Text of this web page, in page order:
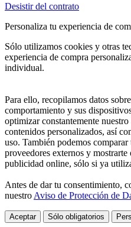
Desistir del contrato
Personaliza tu experiencia de
Sólo utilizamos cookies y otras
experiencia de compra
individual.
Para ello, recopilamos datos
comportamiento y sus
optimizar constantemente
contenidos personalizados, así
uso. También podemos
proveedores externos y mostrarte
publicidad online, sólo si ya
Antes de dar tu consentimiento,
nuestro Aviso de Protección de
Aceptar Sólo obligatorios